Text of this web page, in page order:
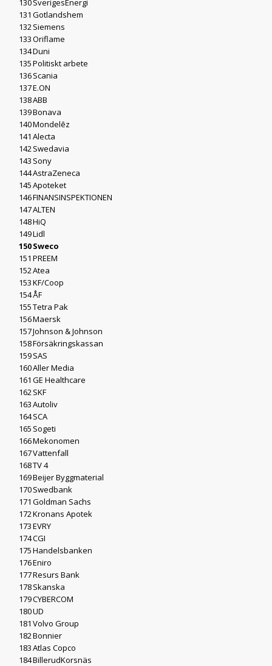
130SverigesEnergi
131 Gotlandshem
132Siemens
133Oriflame
134Duni
135Politiskt arbete
136Scania
137E.ON
138ABB
139Bonava
140Mondelēz
141 Alecta
142Swedavia
143 Sony
144AstraZeneca
145Apoteket
146FINANSINSPEKTIONEN
147ALTEN
148HiQ
149Lidl
150Sweco
151 PREEM
152Atea
153KF/Coop
154ÅF
155Tetra Pak
156Maersk
157Johnson & Johnson
158Försäkringskassan
159SAS
160Aller Media
161 GE Healthcare
162SKF
163Autoliv
164SCA
165 Sogeti
166Mekonomen
167Vattenfall
168TV 4
169Beijer Byggmaterial
170Swedbank
171 Goldman Sachs
172Kronans Apotek
173EVRY
174CGI
175Handelsbanken
176Eniro
177Resurs Bank
178Skanska
179CYBERCOM
180UD
181 Volvo Group
182Bonnier
183Atlas Copco
184BillerudKorsnäs